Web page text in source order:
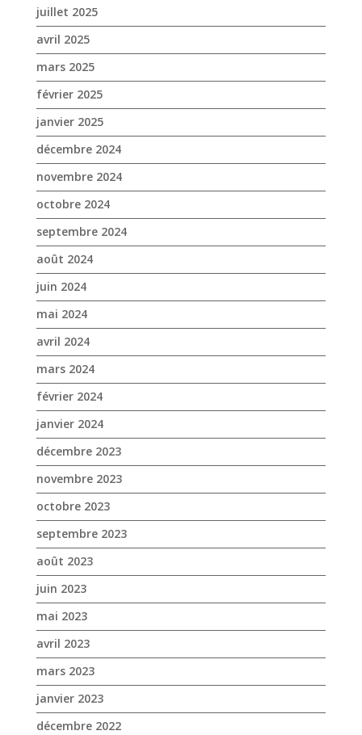
juillet 2025
avril 2025
mars 2025
février 2025
janvier 2025
décembre 2024
novembre 2024
octobre 2024
septembre 2024
août 2024
juin 2024
mai 2024
avril 2024
mars 2024
février 2024
janvier 2024
décembre 2023
novembre 2023
octobre 2023
septembre 2023
août 2023
juin 2023
mai 2023
avril 2023
mars 2023
janvier 2023
décembre 2022